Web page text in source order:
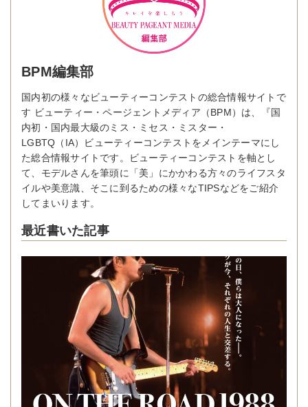
BPM編集部
国内初の様々なビューティーコンテストの総合情報サイトで
す ビューティー・ページェントメディア（BPM）は、『国
内初・国内最大級のミス・ミセス・ミスター・
LGBTQ（IA）ビューティーコンテストをメインテーマにし
た総合情報サイトです。ビューティーコンテストを軸とし
て、モデルさんを筆頭に「美」にかかわる方々のライフスタ
イルや美意識、そこに到るための様々なTIPSなどをご紹介
してまいります。
最近書いた記事